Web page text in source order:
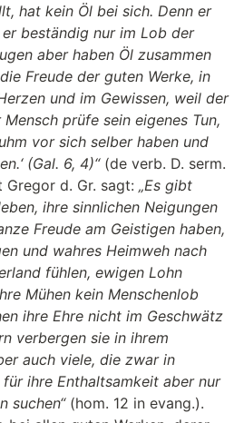
hat kein Öl bei sich. Denn er
beständig nur im Lob der
aber haben Öl zusammen
Freude der guten Werke, in
und im Gewissen, weil der
prüfe sein eigenes Tun,
vor sich selber haben und
(Gal. 6, 4)“(de verb. D. serm.
Gregor d. Gr. sagt: „Es gibt
ihre sinnlichen Neigungen
Freude am Geistigen haben,
und wahres Heimweh nach
fühlen, ewigen Lohn
Mühen kein Menschenlob
ihre Ehre nicht im Geschwätz
verbergen sie in ihrem
auch viele, die zwar in
ihre Enthaltsamkeit aber nur
suchen“(hom. 12 in evang.).